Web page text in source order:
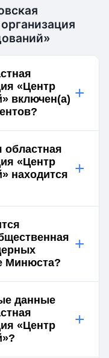
«Центр
включен(а) +
областная
«Центр
находится
+
Минюста?
+
данные
«Центр
+